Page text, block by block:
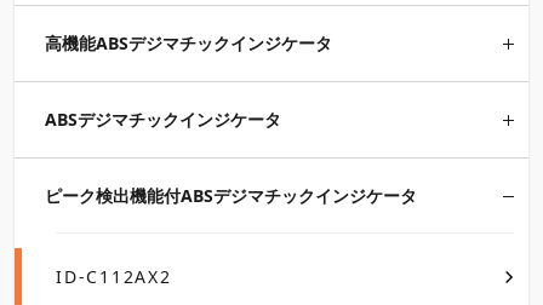
高機能ABSデジマチックインジケータ
ABSデジマチックインジケータ
ピーク検出機能付ABSデジマチックインジケータ
ID-C112AX2